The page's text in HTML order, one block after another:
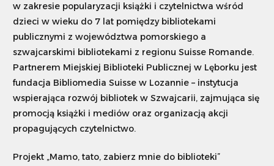
w zakresie popularyzacji książki i czytelnictwa wśród
dzieci w wieku do 7 lat pomiędzy bibliotekami
publicznymi z województwa pomorskiego a
szwajcarskimi bibliotekami z regionu Suisse Romande.
Partnerem Miejskiej Biblioteki Publicznej w Lęborku jest
fundacja Bibliomedia Suisse w Lozannie – instytucja
wspierająca rozwój bibliotek w Szwajcarii, zajmująca się
promocją książki i mediów oraz organizacją akcji
propagujących czytelnictwo.
Projekt „Mamo, tato, zabierz mnie do biblioteki”